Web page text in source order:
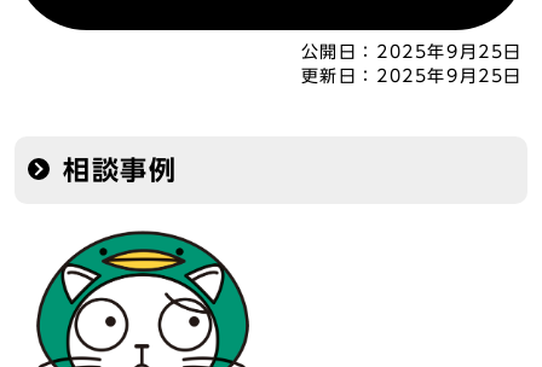
公開日： 2025年9月25日
更新日： 2025年9月25日
相談事例